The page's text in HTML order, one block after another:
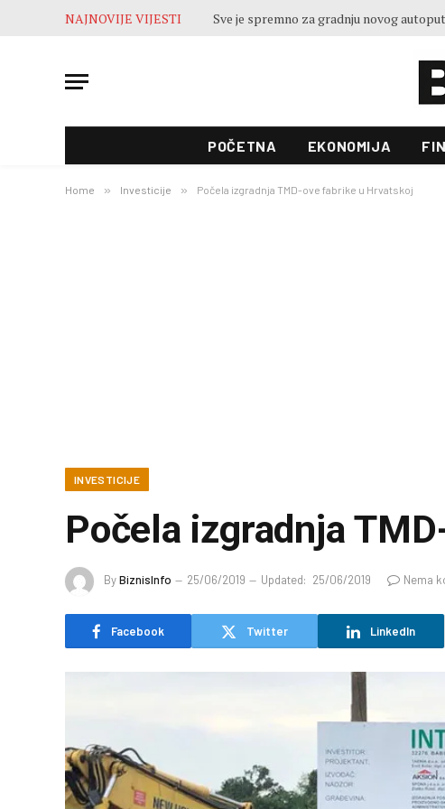
NAJNOVIJE VIJESTI
POČETNA EKONOMIJA
Home » Investicije » Počela izgradnja TMD-ove fabrike u Hrvatskoj
INVESTICIJE
Počela izgradnja
ByBiznisInfo 25/06/2019 Updated: 25/06/2019 Nema
Facebook Twitter LinkedIn